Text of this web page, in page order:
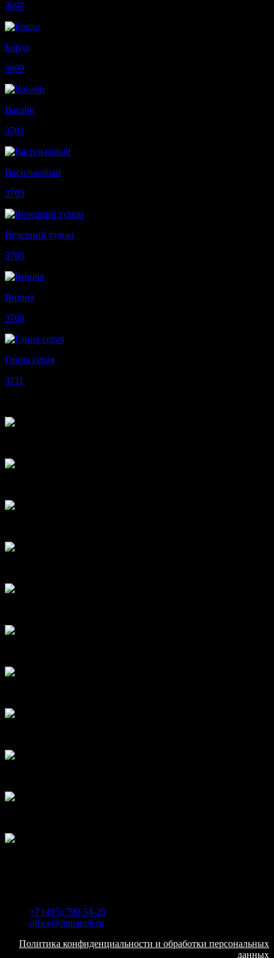
3697
Бордо
3699
Васаби
3701
Васильковый
3703
Вечерний туман
3705
Вишня
3709
Глина серая
3711
+7 (495) 799-54-20
office@ngpaneli.ru
Политика конфиденциальности и обработки персональных
данных